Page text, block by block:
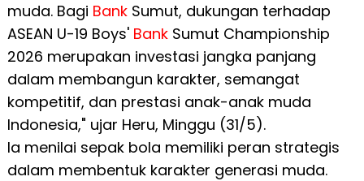
muda. Bagi BankSumut, dukungan terhadap
ASEAN U-19 Boys' BankSumut Championship
2026 merupakan investasi jangka panjang
dalam membangun karakter, semangat
kompetitif, dan prestasi anak-anak muda
Indonesia," ujar Heru, Minggu (31/5).
Ia menilai sepak bola memiliki peran strategis
dalam membentuk karakter generasi muda.